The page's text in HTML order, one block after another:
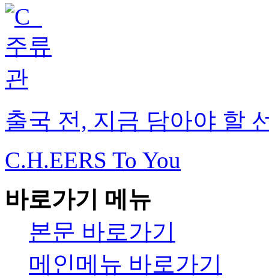
출국 전, 지금 담아야 할
C.H.EERS To You
바로가기 메뉴
본문 바로가기
메인메뉴 바로가기